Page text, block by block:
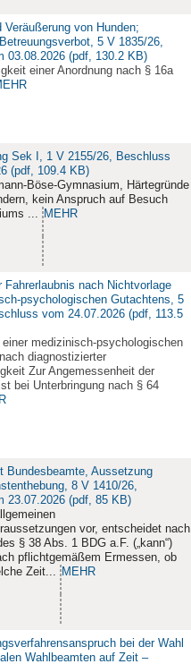
Veräußerung von Hunden;
5 V 1835/26,
03.08.2026 (pdf, 130.2 KB)
einer Anordnung nach § 16a
Sek I, 1 V 2155/26, Beschluss
(pdf, 109.4 KB)
Böse-Gymnasium, Härtegründe
kein Anspruch auf Besuch
...
MEHR
Fahrerlaubnis nach Nichtvorlage
psychologischen Gutachtens, 5
vom 24.07.2026 (pdf, 113.5
einer medizinisch-psychologischen
diagnostizierter
Zur Angemessenheit der
bei Unterbringung nach § 64
Bundesbeamte, Aussetzung
8 V 1410/26,
23.07.2026 (pdf, 85 KB)
vor, entscheidet nach
§ 38 Abs. 1 BDG a.F. („kann“)
pflichtgemäßem Ermessen, ob
Zeit... MEHR
bei der Wahl
Wahlbeamten auf Zeit –